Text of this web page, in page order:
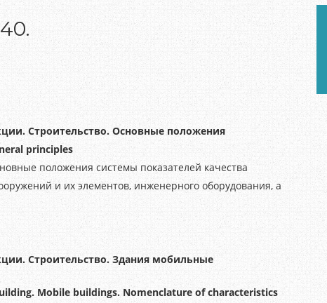
Строительство. Основные положения
principles
положения системы показателей качества
и их элементов, инженерного оборудования, а
Строительство. Здания мобильные
Mobile buildings. Nomenclature of characteristics